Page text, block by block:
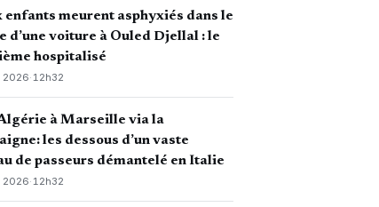
enfants meurent asphyxiés dans le
d’une voiture à Ouled Djellal : le
hospitalisé
2026·12h32
à Marseille via la
les dessous d’un vaste
de passeurs démantelé en Italie
2026·12h32